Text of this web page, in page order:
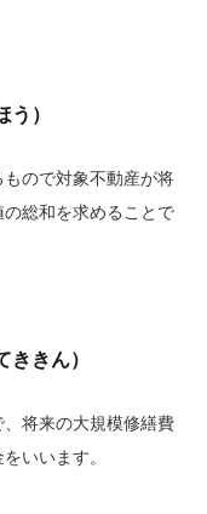
）
ので対象不動産が将
総和を求めることで
きん）
将来の大規模修繕費
いいます。